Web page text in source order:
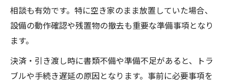
相談も有効です。特に空き家のまま放置していた場合、
設備の動作確認や残置物の撤去も重要な準備事項となり
ます。
決済・引き渡し時に書類不備や準備不足があると、トラ
ブルや手続き遅延の原因となります。事前に必要事項を